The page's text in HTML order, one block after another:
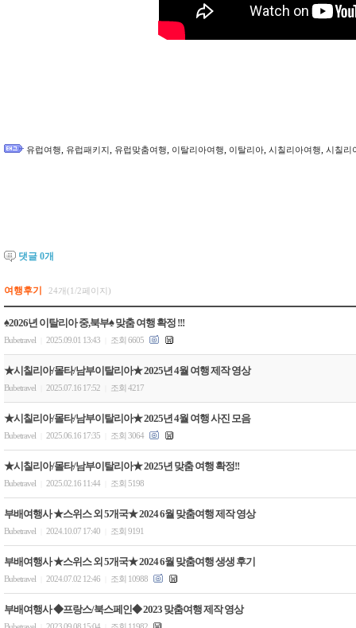
유럽여행, 유럽패키지, 유럽맞춤여행, 이탈리아여행, 이탈리아, 시칠리아여행, 시칠리
댓글 0개
여행후기 24개(1/2페이지)
♠2026년 이탈리아 중,북부♠ 맞춤 여행 확정 !!!
Bubetravel 2025.09.01 13:43 조회 6605
★시칠리아/몰타/남부이탈리아★ 2025년 4월 여행 제작 영상
Bubetravel 2025.07.16 17:52 조회 4217
★시칠리아/몰타/남부이탈리아★ 2025년 4월 여행 사진 모음
Bubetravel 2025.06.16 17:35 조회 3064
★시칠리아/몰타/남부이탈리아★ 2025년 맞춤 여행 확정!!
Bubetravel 2025.02.16 11:44 조회 5198
부배여행사 ★스위스 외 5개국★ 2024 6월 맞춤여행 제작 영상
Bubetravel 2024.10.07 17:40 조회 9191
부배여행사 ★스위스 외 5개국★ 2024 6월 맞춤여행 생생 후기
Bubetravel 2024.07.02 12:46 조회 10988
부배여행사 ◆프랑스/북스페인◆ 2023 맞춤여행 제작 영상